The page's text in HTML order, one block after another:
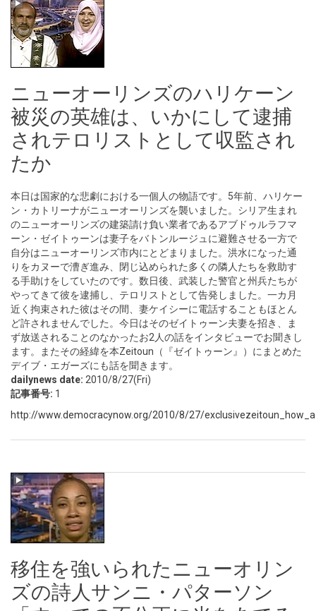
ニューオーリンズのハリケーン
被災の英雄は、いかにして逮捕
されテロリストとして収監され
たか
本日は国家的な悲劇における一個人の物語です。5年前、ハリケー
ン・カトリーナがニューオーリンズを襲いました。シリア生まれ
のニューオーリンズの建築請け負い業者であるアブドゥルラフマ
ーン・ゼイトゥーンは妻子をバトンルージュに避難させる一方で
自分はニューオーリンズ市内にとどまりました。洪水になった通
りをカヌーで漕ぎ進み、閉じ込められた多くの隣人たちを救助す
る手助けをしていたのです。数日後、武装した警官と州兵たちが
やってきて彼を逮捕し、テロリストとして告発しました。一カ月
近く拘束された彼はその間、妻ケイシーに電話することもほとん
ど許されませんでした。今日はそのゼイトゥーン夫妻を招き、ま
ず放送されることのなかったお2人の話をインタビューでお聞きし
ます。またその経緯を本Zeitoun（『ゼイトゥーン』）にまとめた
デイブ・エガーズにも話を聞きます。
dailynews date: 2010/8/27(Fri)
記事番号: 1
http://www.democracynow.org/2010/8/27/
移住を強いられたニューオリン
ズの詩人サンニ・パターソン